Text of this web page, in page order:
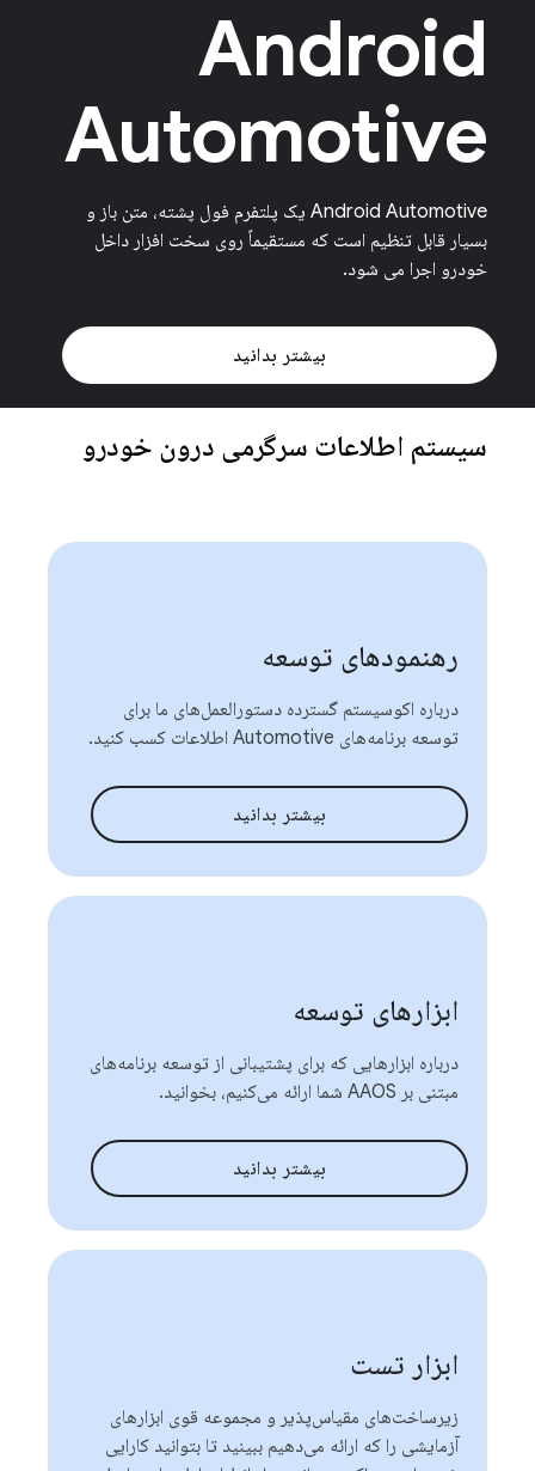
Android
Automotive
Android Automotive یک پلتفرم فول پشته، متن باز و
بسیار قابل تنظیم است که مستقیماً روی سخت افزار داخل
خودرو اجرا می شود.
بیشتر بدانید
سیستم اطلاعات سرگرمی درون خودرو
رهنمودهای توسعه
درباره اکوسیستم گسترده دستورالعمل‌های ما برای
توسعه برنامه‌های Automotive اطلاعات کسب کنید.
بیشتر بدانید
ابزارهای توسعه
درباره ابزارهایی که برای پشتیبانی از توسعه برنامه‌های
مبتنی بر AAOS شما ارائه می‌کنیم، بخوانید.
بیشتر بدانید
ابزار تست
زیرساخت‌های مقیاس‌پذیر و مجموعه قوی ابزارهای
آزمایشی را که ارائه می‌دهیم ببینید تا بتوانید کارایی